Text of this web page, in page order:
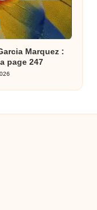
Marquez :
page 247